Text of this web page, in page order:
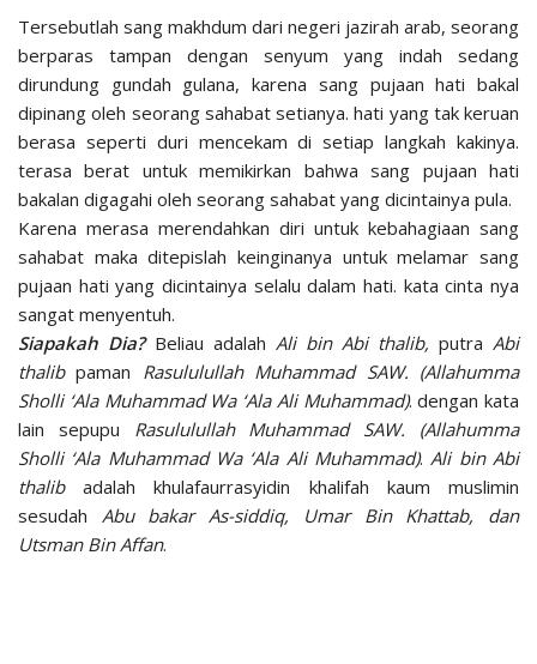
Tersebutlah sang makhdum dari negeri jazirah arab, seorang
berparas tampan dengan senyum yang indah sedang
dirundung gundah gulana, karena sang pujaan hati bakal
dipinang oleh seorang sahabat setianya. hati yang tak keruan
berasa seperti duri mencekam di setiap langkah kakinya.
terasa berat untuk memikirkan bahwa sang pujaan hati
bakalan digagahi oleh seorang sahabat yang dicintainya pula.
Karena merasa merendahkan diri untuk kebahagiaan sang
sahabat maka ditepislah keinginanya untuk melamar sang
pujaan hati yang dicintainya selalu dalam hati. kata cinta nya
sangat menyentuh.
Siapakah Dia?Beliau adalah Ali bin Abi thalib, putra Abi
thalibpaman Rasululullah Muhammad SAW. (Allahumma
Sholli ‘Ala Muhammad Wa ‘Ala Ali Muhammad). dengan kata
lain sepupu Rasululullah Muhammad SAW. (Allahumma
Sholli ‘Ala Muhammad Wa ‘Ala Ali Muhammad).Ali bin Abi
thalibadalah khulafaurrasyidin khalifah kaum muslimin
sesudah Abu bakar As-siddiq, Umar Bin Khattab, dan
Utsman Bin Affan.